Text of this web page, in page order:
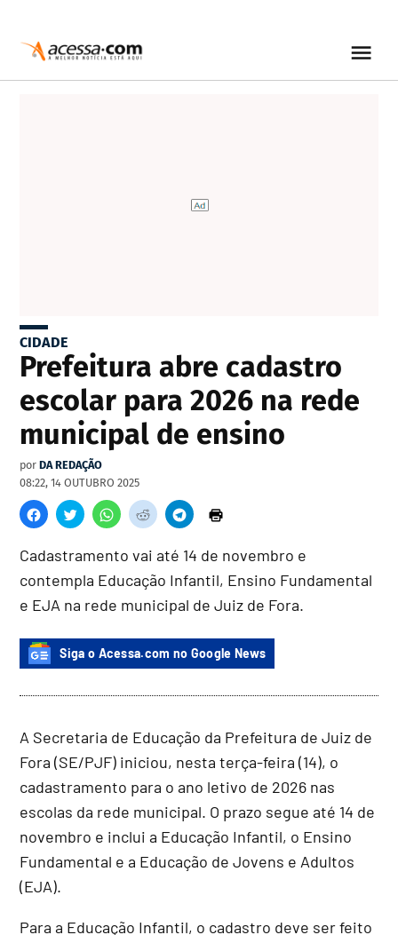
CIDADE
Prefeitura abre cadastro
escolar para 2026 na rede
municipal de ensino
por DA REDAÇÃO
08:22, 14 OUTUBRO 2025
Cadastramento vai até 14 de novembro e
contempla Educação Infantil, Ensino Fundamental
e EJA na rede municipal de Juiz de Fora.
Siga o Acessa.com no Google News
A Secretaria de Educação da Prefeitura de Juiz de
Fora (SE/PJF) iniciou, nesta terça-feira (14), o
cadastramento para o ano letivo de 2026 nas
escolas da rede municipal. O prazo segue até 14 de
novembro e inclui a Educação Infantil, o Ensino
Fundamental e a Educação de Jovens e Adultos
(EJA).
Para a Educação Infantil, o cadastro deve ser feito